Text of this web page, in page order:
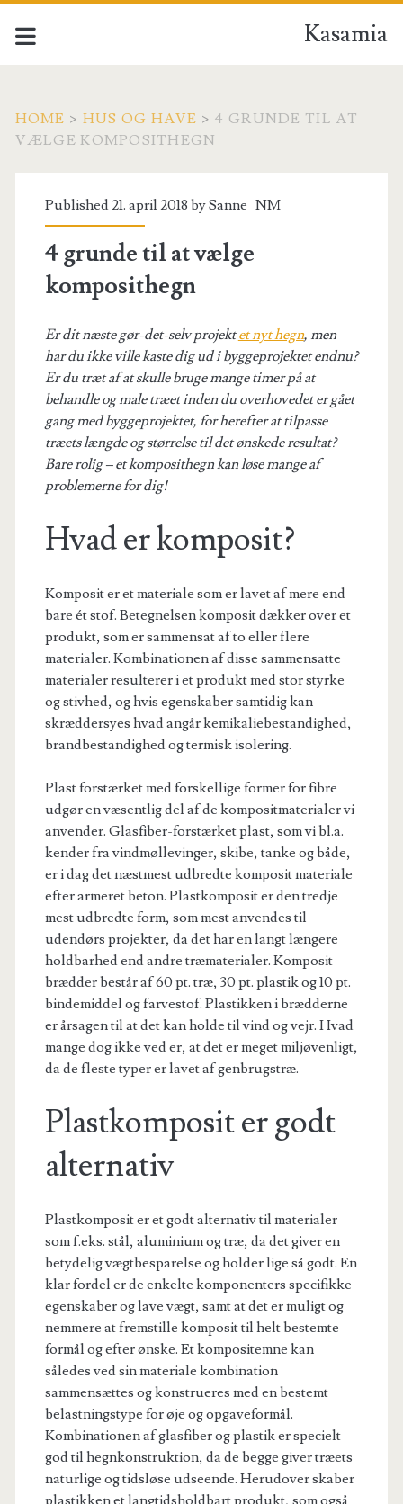
Kasamia
HOME > HUS OG HAVE > 4 GRUNDE TIL AT
VÆLGE KOMPOSITHEGN
Published 21. april 2018 bySanne_NM
4 grunde til at vælge
komposithegn
Er dit næste gør-det-selv projektet nyt hegn, men
har du ikke ville kaste dig ud i byggeprojektet endnu?
Er du træt af at skulle bruge mange timer på at
behandle og male træet inden du overhovedet er gået
gang med byggeprojektet, for herefter at tilpasse
træets længde og størrelse til det ønskede resultat?
Bare rolig – et komposithegn kan løse mange af
problemerne for dig!
Hvad er komposit?
Komposit er et materiale som er lavet af mere end
bare ét stof. Betegnelsen komposit dækker over et
produkt, som er sammensat af to eller flere
materialer. Kombinationen af disse sammensatte
materialer resulterer i et produkt med stor styrke
og stivhed, og hvis egenskaber samtidig kan
skræddersyes hvad angår kemikaliebestandighed,
brandbestandighed og termisk isolering.
Plast forstærket med forskellige former for fibre
udgør en væsentlig del af de kompositmaterialer vi
anvender. Glasfiber-forstærket plast, som vi bl.a.
kender fra vindmøllevinger, skibe, tanke og både,
er i dag det næstmest udbredte komposit materiale
efter armeret beton. Plastkomposit er den tredje
mest udbredte form, som mest anvendes til
udendørs projekter, da det har en langt længere
holdbarhed end andre træmaterialer. Komposit
brædder består af 60 pt. træ, 30 pt. plastik og 10 pt.
bindemiddel og farvestof. Plastikken i brædderne
er årsagen til at det kan holde til vind og vejr. Hvad
mange dog ikke ved er, at det er meget miljøvenligt,
da de fleste typer er lavet af genbrugstræ.
Plastkomposit er godt
alternativ
Plastkomposit er et godt alternativ til materialer
som f.eks. stål, aluminium og træ, da det giver en
betydelig vægtbesparelse og holder lige så godt. En
klar fordel er de enkelte komponenters specifikke
egenskaber og lave vægt, samt at det er muligt og
nemmere at fremstille komposit til helt bestemte
formål og efter ønske. Et kompositemne kan
således ved sin materiale kombination
sammensættes og konstrueres med en bestemt
belastningstype for øje og opgaveformål.
Kombinationen af glasfiber og plastik er specielt
god til hegnkonstruktion, da de begge giver træets
naturlige og tidsløse udseende. Herudover skaber
plastikken et langtidsholdbart produkt, som også